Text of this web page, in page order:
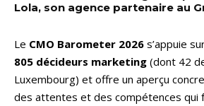
Lola, son agence partenaire au
Le CMO Barometer 2026 s’appuie
805 décideurs marketing (dont 42
Luxembourg) et offre un aperçu
des attentes et des compétences qui